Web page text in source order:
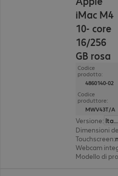
iMac M4
10- core
16/256
GB rosa
Codice
prodotto:
4860140-02
Codice
produttore:
MWV43T/A
Versione:
Italiano
Dimensioni
Touchscreen:
Webcam
Modello di